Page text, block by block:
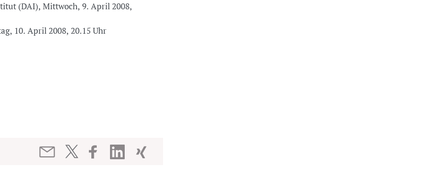
(DAI), Mittwoch, 9. April 2008,
10. April 2008, 20.15 Uhr